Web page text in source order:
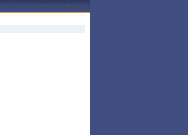
João Pessoa, 07 de Agosto de 2026